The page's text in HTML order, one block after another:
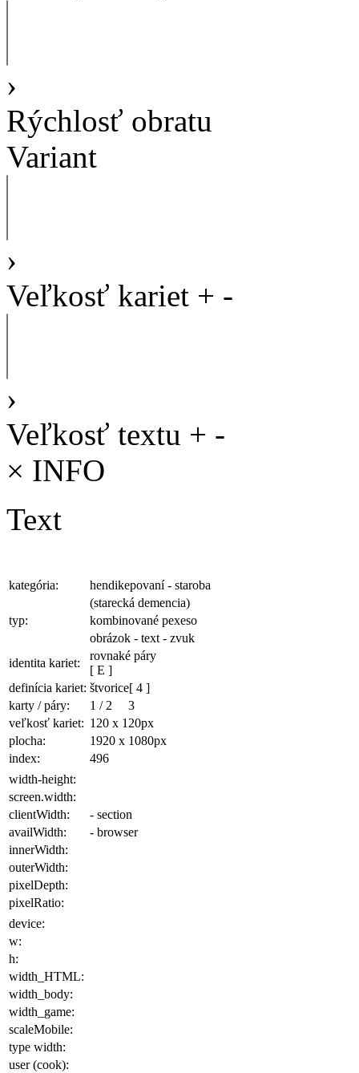
›
Rýchlosť obratu
Variant
›
Veľkosť kariet + -
›
Veľkosť textu + -
× INFO
Text
kategória:
hendikepovaní - staroba
(starecká demencia)
typ:
kombinované pexeso
obrázok - text - zvuk
identita kariet:
rovnaké páry
[ E ]
definícia kariet: štvorice[ 4 ]
karty / páry:
1 / 2
3
veľkosť kariet: 120 x 120px
plocha: 1920 x 1080px
index:
496
width-height:
screen.width:
clientWidth:
- section
availWidth:
- browser
innerWidth:
outerWidth:
pixelDepth:
pixelRatio:
device:
w:
h:
width_HTML:
width_body:
width_game:
scaleMobile:
type width:
user (cook):